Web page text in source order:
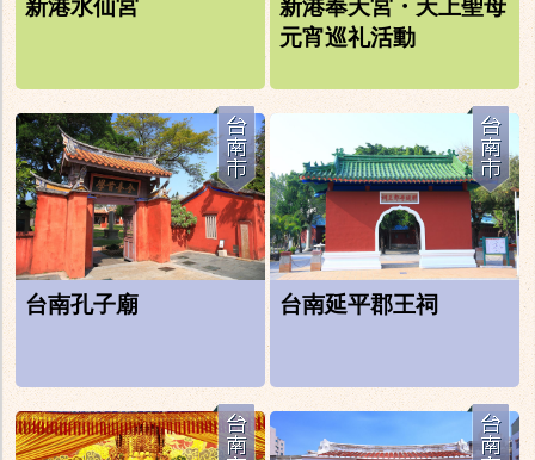
新港水仙宮
新港奉天宮・天上聖母
元宵巡礼活動
台南孔子廟 台南延平郡王祠